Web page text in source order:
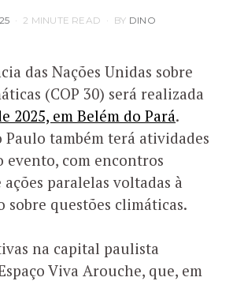
2 MINUTE READ BY DINO
das Nações Unidas sobre
(COP 30) será realizada
2025, em Belém do Pará.
Paulo também terá atividades
evento, com encontros
paralelas voltadas à
sobre questões climáticas.
na capital paulista
Viva Arouche, que, em